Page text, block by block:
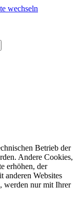
Betrieb der
Andere Cookies,
erhöhen, der
anderen Websites
werden nur mit Ihrer